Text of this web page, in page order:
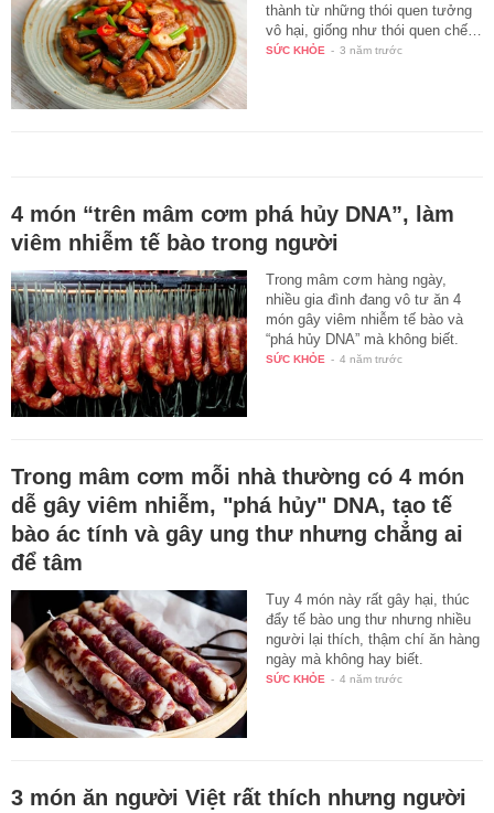
thành từ những thói quen tưởng
vô hại, giống như thói quen chế…
SỨC KHỎE - 3 năm trước
4 món “trên mâm cơm phá hủy DNA”, làm
viêm nhiễm tế bào trong người
Trong mâm cơm hàng ngày,
nhiều gia đình đang vô tư ăn 4
món gây viêm nhiễm tế bào và
“phá hủy DNA” mà không biết.
SỨC KHỎE - 4 năm trước
Trong mâm cơm mỗi nhà thường có 4 món
dễ gây viêm nhiễm, "phá hủy" DNA, tạo tế
bào ác tính và gây ung thư nhưng chẳng ai
để tâm
Tuy 4 món này rất gây hại, thúc
đẩy tế bào ung thư nhưng nhiều
người lại thích, thậm chí ăn hàng
ngày mà không hay biết.
SỨC KHỎE - 4 năm trước
3 món ăn người Việt rất thích nhưng người